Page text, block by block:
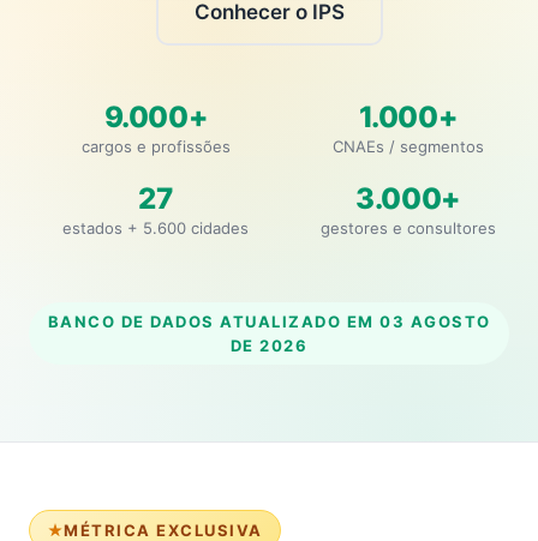
Conhecer o IPS
9.000+
cargos e profissões
1.000+
CNAEs / segmentos
27
estados + 5.600 cidades
3.000+
gestores e consultores
BANCO DE DADOS ATUALIZADO EM 03 AGOSTO
DE 2026
MÉTRICA EXCLUSIVA